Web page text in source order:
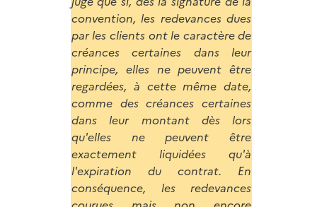
convention, les redevances dues
par les clients ont le caractère de
créances certaines dans leur
principe, elles ne peuvent être
regardées, à cette même date,
comme des créances certaines
dans leur montant dès lors
qu'elles ne peuvent être
exactement liquidées qu'à
l'expiration du contrat. En
conséquence, les redevances